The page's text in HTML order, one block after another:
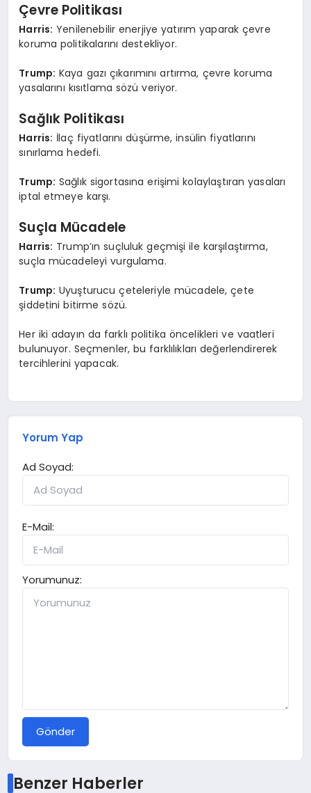
Çevre Politikası
Harris: Yenilenebilir enerjiye yatırım yaparak çevre
koruma politikalarını destekliyor.
Trump: Kaya gazı çıkarımını artırma, çevre koruma
yasalarını kısıtlama sözü veriyor.
Sağlık Politikası
Harris: İlaç fiyatlarını düşürme, insülin fiyatlarını
sınırlama hedefi.
Trump: Sağlık sigortasına erişimi kolaylaştıran yasaları
iptal etmeye karşı.
Suçla Mücadele
Harris: Trump’ın suçluluk geçmişi ile karşılaştırma,
suçla mücadeleyi vurgulama.
Trump: Uyuşturucu çeteleriyle mücadele, çete
şiddetini bitirme sözü.
Her iki adayın da farklı politika öncelikleri ve vaatleri
bulunuyor. Seçmenler, bu farklılıkları değerlendirerek
tercihlerini yapacak.
Yorum Yap
Ad Soyad:
E-Mail:
Yorumunuz:
Gönder
Benzer Haberler